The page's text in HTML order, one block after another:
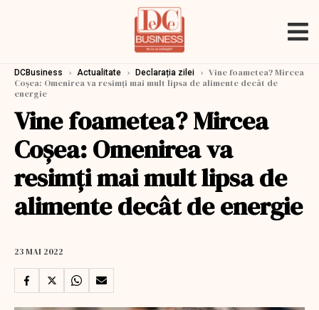
DCBusiness › Actualitate › Declarația zilei › Vine foametea? Mircea
Coșea: Omenirea va resimți mai mult lipsa de alimente decât de
energie
Vine foametea? Mircea
Coșea: Omenirea va
resimți mai mult lipsa de
alimente decât de energie
23 MAI 2022